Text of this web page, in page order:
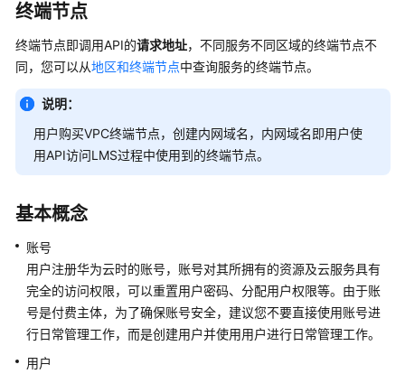
用
户
指
南
佳
实
践
常
见
问
题
API
参
考
终端节点
终端节点即调用API的请求地址，不同服务不同区域的终端节点不
同，您可以从地区和终端节点中查询服务的终端节点。
说明：
用户购买VPC终端节点，创建内网域名，内网域名即用户使
用API访问LMS过程中使用到的终端节点。
基本概念
账号
用户注册华为云时的账号，账号对其所拥有的资源及云服务具有
完全的访问权限，可以重置用户密码、分配用户权限等。由于账
号是付费主体，为了确保账号安全，建议您不要直接使用账号进
行日常管理工作，而是创建用户并使用用户进行日常管理工作。
用户